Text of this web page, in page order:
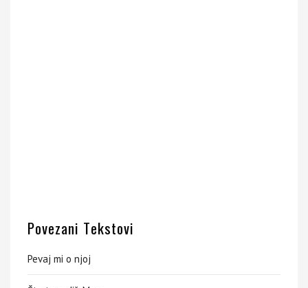
Povezani Tekstovi
Pevaj mi o njoj